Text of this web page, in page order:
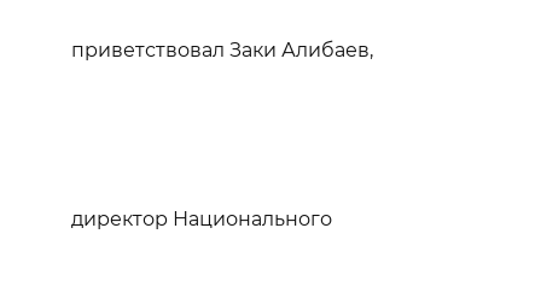
приветствовал Заки Алибаев,
директор Национального